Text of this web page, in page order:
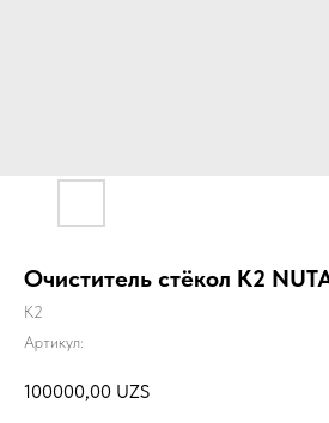
Очиститель стёкол К2
K2
Артикул:
100000,00 UZS